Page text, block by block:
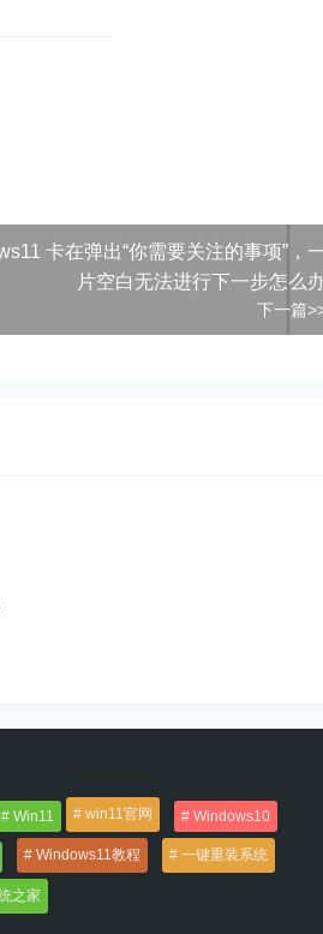
卡在弹出“你需要关注的事项”，
片空白无法进行下一步怎么
下一篇
Win11 win11官网 Windows10
Windows11教程 一键重装系统
之家